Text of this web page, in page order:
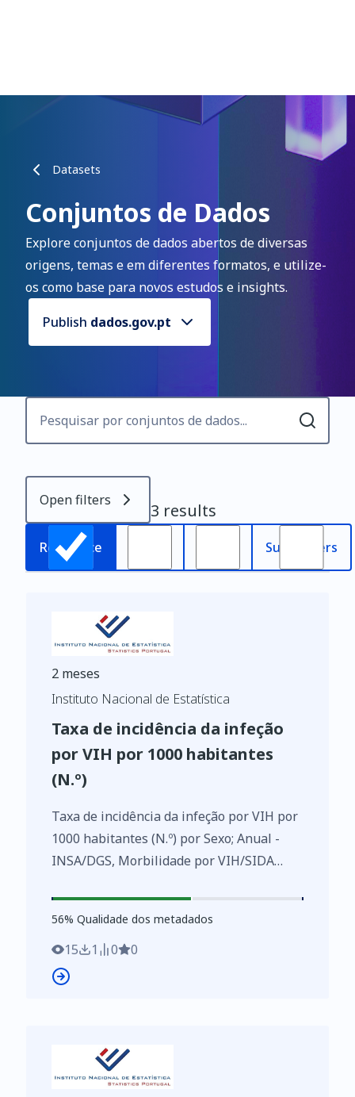
Datasets
Conjuntos de Dados
Explore conjuntos de dados abertos de diversas
origens, temas e em diferentes formatos, e utilize-
os como base para novos estudos e insights.
Publish dados.gov.pt
Open filters 3 results
Relevance Subscribers
2 meses
Instituto Nacional de Estatística
Taxa de incidência da infeção
por VIH por 1000 habitantes
(N.º)
Taxa de incidência da infeção por VIH por
1000 habitantes (N.º) por Sexo; Anual -
INSA/DGS, Morbilidade por VIH/SIDA
56%
56% Qualidade dos metadados
15 1 0 0